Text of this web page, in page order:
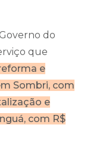
do
que
e
Sombri, com
e
com R$